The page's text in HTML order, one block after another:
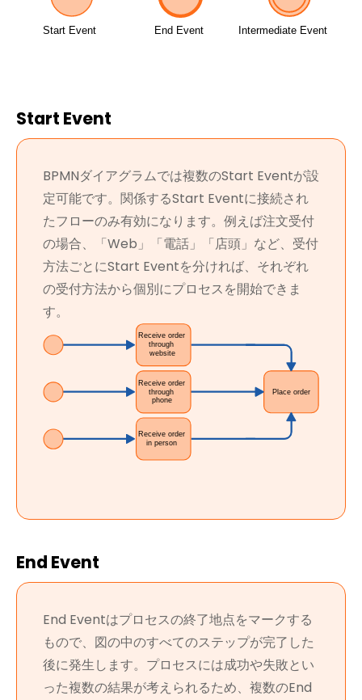
Start Event
BPMNダイアグラムでは複数のStart Eventが設
定可能です。関係するStart Eventに接続され
たフローのみ有効になります。例えば注文受付
の場合、「Web」「電話」「店頭」など、受付
方法ごとにStart Eventを分ければ、それぞれ
の受付方法から個別にプロセスを開始できま
す。
End Event
End Eventはプロセスの終了地点をマークする
もので、図の中のすべてのステップが完了した
後に発生します。プロセスには成功や失敗とい
った複数の結果が考えられるため、複数のEnd